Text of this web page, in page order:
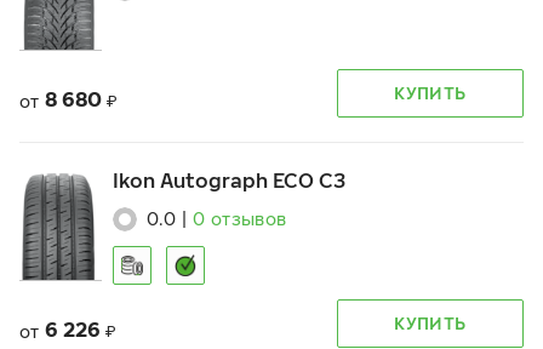
от 8 680 ₽ КУПИТЬ
Ikon Autograph ECO C3
0.0 0 отзывов
от 6 226 ₽ КУПИТЬ